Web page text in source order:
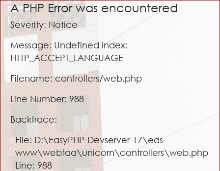
A PHP Error was encountered
Severity: Notice
Message: Undefined index:
HTTP_ACCEPT_LANGUAGE
Filename: controllers/web.php
Line Number: 988
Backtrace:
File: D:\EasyPHP-Devserver-17\eds-
www\webfaa\unicorn\controllers\web.php
Line: 988